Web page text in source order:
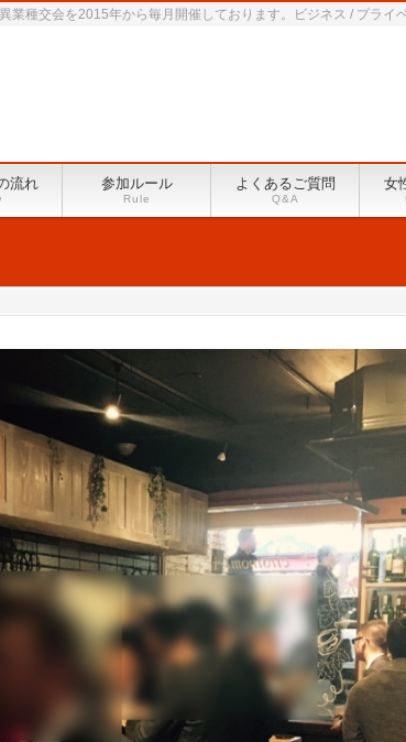
業種交会を2015年から毎月開催しております。ビジネス / プライ
流れ 参加ルール
Rule
よくあるご質問
Q&A
女